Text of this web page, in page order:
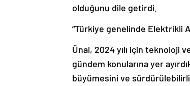
olduğunu dile getirdi.
“Türkiye genelinde Elektrikli
Ünal, 2024 yılı için teknoloji
gündem konularına yer
büyümesini ve